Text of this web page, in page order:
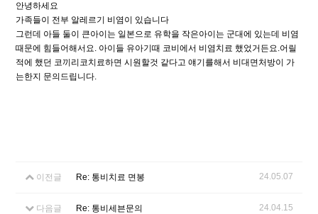
안녕하세요
가족들이 전부 알레르기 비염이 있습니다
그런데 아들 둘이 큰아이는 일본으로 유학을 작은아이는 군대에 있는데 비염
때문에 힘들어해서요. 아이들 유아기때 코비에서 비염치료 했었거든요.어릴
적에 했던 코끼리코치료하면 시원할것 같다고 얘기를해서 비대면처방이 가
는한지 문의드립니다.
이전글 Re: 통비치료 면봉 24.05.07
다음글 Re: 통비세븐문의 24.04.15